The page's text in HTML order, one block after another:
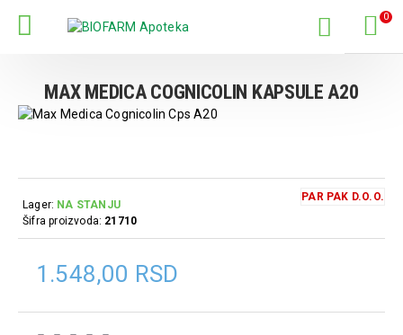
0
MAX MEDICA COGNICOLIN KAPSULE A20
1.548,00 RSD
Lager: NA STANJU
Šifra proizvoda: 21710
PAR PAK D.O.O.